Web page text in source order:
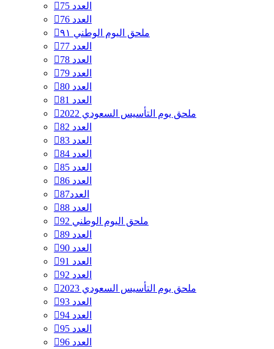
العدد 75
العدد 76
ملحق اليوم الوطني ٩١
العدد 77
العدد 78
العدد 79
العدد 80
العدد 81
ملحق يوم التأسيس السعودي 2022
العدد 82
العدد 83
العدد 84
العدد 85
العدد 86
العدد87
العدد 88
ملحق اليوم الوطني 92
العدد 89
العدد 90
العدد 91
العدد 92
ملحق يوم التأسيس السعودي 2023
العدد 93
العدد 94
العدد 95
العدد 96